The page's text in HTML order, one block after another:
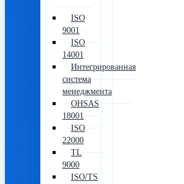
ISO
9001
ISO
14001
Интегрированная
система
менеджмента
OHSAS
18001
ISO
22000
TL
9000
ISO/TS